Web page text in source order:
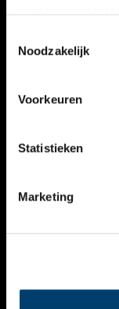
Noodzakelijk
Voorkeuren
Statistieken
Marketing
VERHALEN
KALENDER
THEMA’S
VIDEO’S
CONTACT